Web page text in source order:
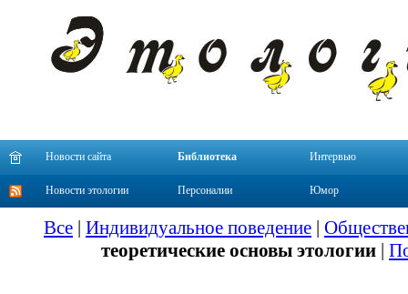
Новости сайта Библиотека Интервью
Новости этологии Персоналии Юмор
Все | Индивидуальное поведение |
теоретические основы этологии |